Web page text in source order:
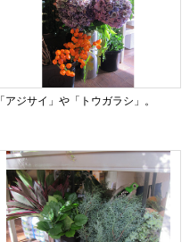
「アジサイ」や「トウガラシ」。